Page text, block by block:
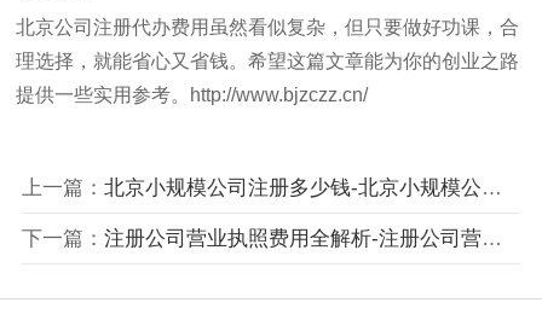
北京公司注册代办费用虽然看似复杂，但只要做好功课，合
理选择，就能省心又省钱。希望这篇文章能为你的创业之路
提供一些实用参考。 http://www.bjzczz.cn/
上一篇： 北京小规模公司注册多少钱-北京小规模公司注册费用及流程详解
下一篇： 注册公司营业执照费用全解析-注册公司营业执照费用明细及流程